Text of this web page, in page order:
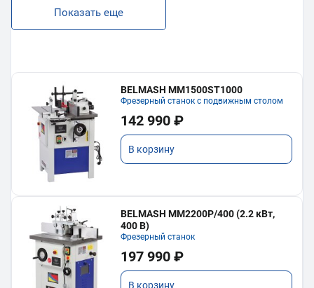
Показать еще
BELMASH MM1500ST1000
Фрезерный станок с подвижным столом
142 990 ₽
В корзину
BELMASH MM2200P/400 (2.2 кВт,
400 В)
Фрезерный станок
197 990 ₽
В корзину